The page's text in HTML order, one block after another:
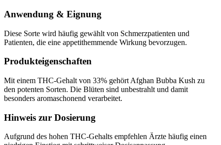
Anwendung & Eignung
Diese Sorte wird häufig gewählt von Schmerzpatienten und
Patienten, die eine appetithemmende Wirkung bevorzugen.
Produkteigenschaften
Mit einem THC-Gehalt von 33% gehört Afghan Bubba Kush zu
den potenten Sorten. Die Blüten sind unbestrahlt und damit
besonders aromaschonend verarbeitet.
Hinweis zur Dosierung
Aufgrund des hohen THC-Gehalts empfehlen Ärzte häufig einen